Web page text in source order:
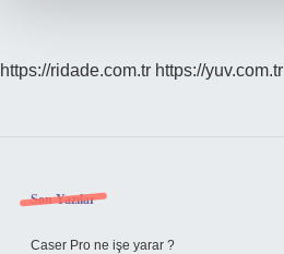
https://ridade.com.tr https://yuv.com.tr
Sidebar
Son Yazılar
Caser Pro ne işe yarar ?